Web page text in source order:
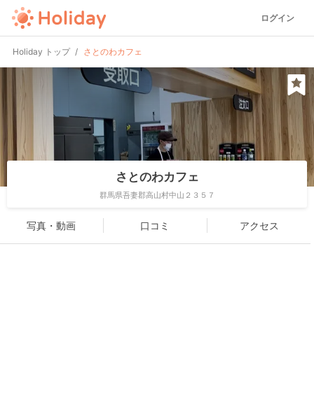
ログイン
Holiday トップ さとのわカフェ
さとのわカフェ
群馬県吾妻郡高山村中山２３５７
写真・動画 口コミ アクセス